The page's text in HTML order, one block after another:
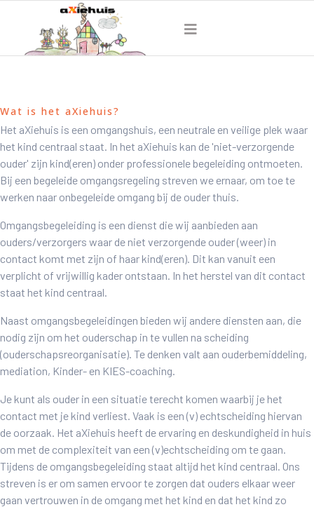
Wat is het aXiehuis?
Het aXiehuis is een omgangshuis, een neutrale en veilige plek waar
het kind centraal staat. In het aXiehuis kan de 'niet-verzorgende
ouder' zijn kind(eren) onder professionele begeleiding ontmoeten.
Bij een begeleide omgangsregeling streven we ernaar, om toe te
werken naar onbegeleide omgang bij de ouder thuis.
Omgangsbegeleiding is een dienst die wij aanbieden aan
ouders/verzorgers waar de niet verzorgende ouder (weer) in
contact komt met zijn of haar kind(eren). Dit kan vanuit een
verplicht of vrijwillig kader ontstaan. In het herstel van dit contact
staat het kind centraal.
Naast omgangsbegeleidingen bieden wij andere diensten aan, die
nodig zijn om het ouderschap in te vullen na scheiding
(ouderschapsreorganisatie). Te denken valt aan ouderbemiddeling,
mediation, Kinder- en KIES-coaching.
Je kunt als ouder in een situatie terecht komen waarbij je het
contact met je kind verliest. Vaak is een (v) echtscheiding hiervan
de oorzaak. Het aXiehuis heeft de ervaring en deskundigheid in huis
om met de complexiteit van een (v)echtscheiding om te gaan.
Tijdens de omgangsbegeleiding staat altijd het kind centraal. Ons
streven is er om samen ervoor te zorgen dat ouders elkaar weer
gaan vertrouwen in de omgang met het kind en dat het kind zo